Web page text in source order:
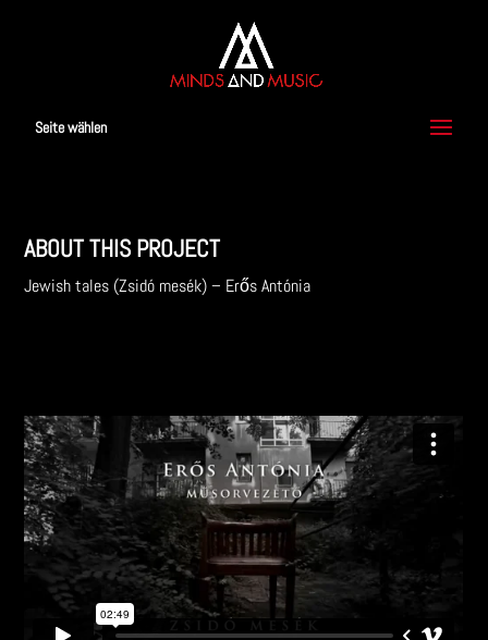
Seite wählen
ABOUT THIS PROJECT
Jewish tales (Zsidó mesék) – Erős Antónia